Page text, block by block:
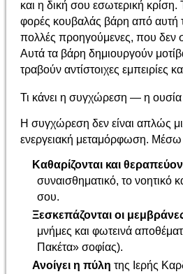
και η δική σου εσωτερική κρίση.
φορές κουβαλάς βάρη από αυτή
πολλές προηγούμενες, που δεν
Αυτά τα βάρη δημιουργούν
τραβούν αντίστοιχες εμπειρίες
Τι κάνει η συγχώρεση — η ουσία
Η συγχώρεση δεν είναι απλώς
ενεργειακή μεταμόρφωση.
Καθαρίζονται και
συναισθηματικό, το νοητικό
σου.
Ξεσκεπάζονται οι
μνήμες και φωτεινά
Πακέτα» σοφίας).
Ανοίγει η πύλη της Ιερής